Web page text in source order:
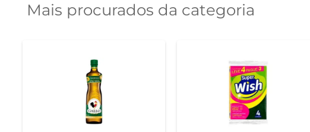
Mais procurados da categoria